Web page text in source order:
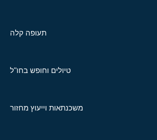
תעופה קלה
טיולים וחופש בחו"ל
משכנתאות וייעוץ מחזור